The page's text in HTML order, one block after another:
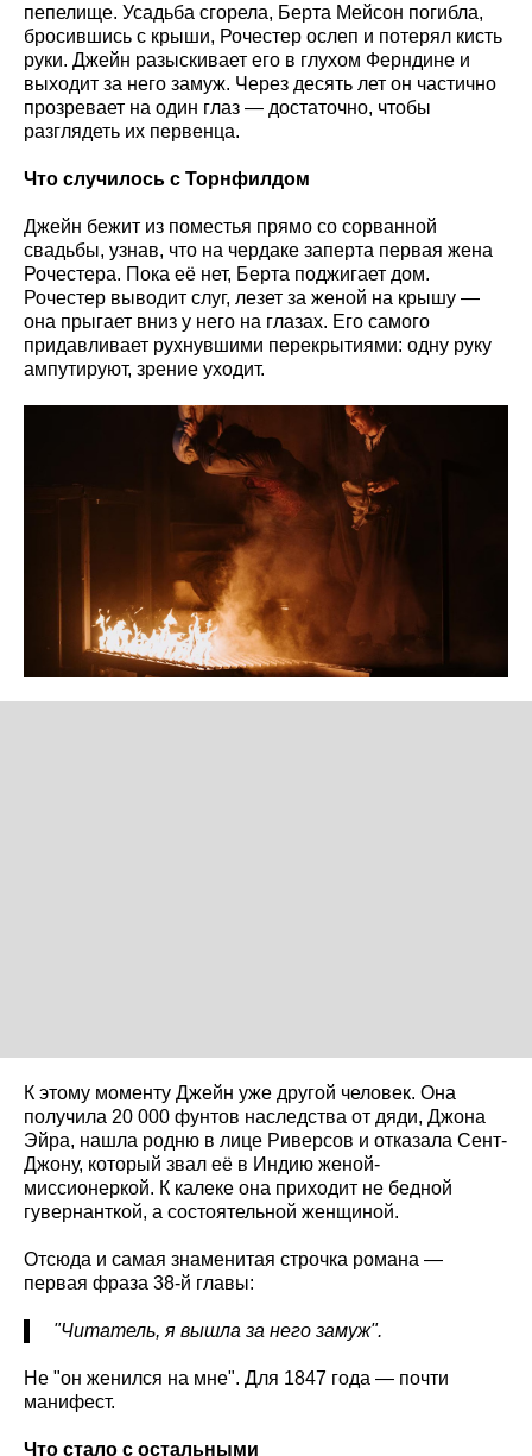
пепелище. Усадьба сгорела, Берта Мейсон погибла,
бросившись с крыши, Рочестер ослеп и потерял кисть
руки. Джейн разыскивает его в глухом Ферндине и
выходит за него замуж. Через десять лет он частично
прозревает на один глаз — достаточно, чтобы
разглядеть их первенца.
Что случилось с Торнфилдом
Джейн бежит из поместья прямо со сорванной
свадьбы, узнав, что на чердаке заперта первая жена
Рочестера. Пока её нет, Берта поджигает дом.
Рочестер выводит слуг, лезет за женой на крышу —
она прыгает вниз у него на глазах. Его самого
придавливает рухнувшими перекрытиями: одну руку
ампутируют, зрение уходит.
К этому моменту Джейн уже другой человек. Она
получила 20 000 фунтов наследства от дяди, Джона
Эйра, нашла родню в лице Риверсов и отказала Сент-
Джону, который звал её в Индию женой-
миссионеркой. К калеке она приходит не бедной
гувернанткой, а состоятельной женщиной.
Отсюда и самая знаменитая строчка романа —
первая фраза 38-й главы:
"Читатель, я вышла за него замуж".
Не "он женился на мне". Для 1847 года — почти
манифест.
Что стало с остальными